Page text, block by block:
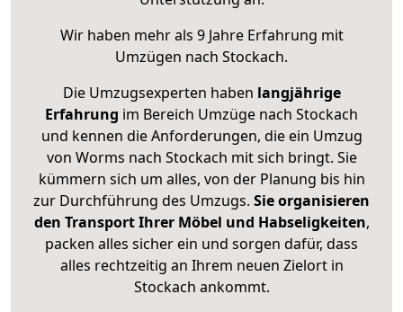
Wir haben mehr als 9 Jahre Erfahrung mit
Umzügen nach Stockach.
Die Umzugsexperten haben langjährige
Erfahrung im Bereich Umzüge nach Stockach
und kennen die Anforderungen, die ein Umzug
von Worms nach Stockach mit sich bringt. Sie
kümmern sich um alles, von der Planung bis hin
zur Durchführung des Umzugs. Sie organisieren
den Transport Ihrer Möbel und Habseligkeiten,
packen alles sicher ein und sorgen dafür, dass
alles rechtzeitig an Ihrem neuen Zielort in
Stockach ankommt.